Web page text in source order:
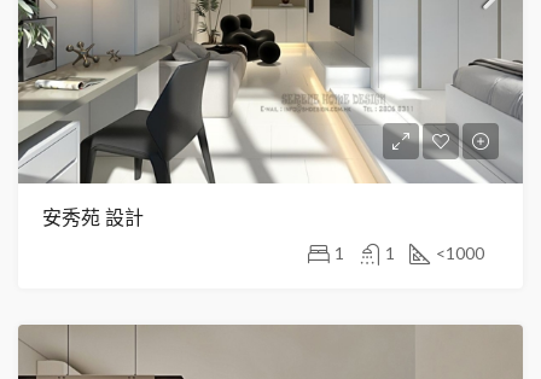
安秀苑 設計
1 1 <1000